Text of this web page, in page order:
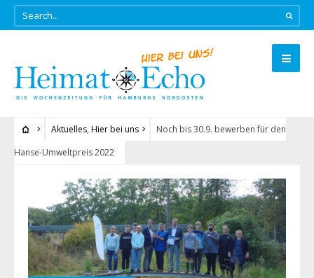
Aktuelles, Hier bei uns
Noch bis 30.9. bewerben für den
Hanse-Umweltpreis 2022